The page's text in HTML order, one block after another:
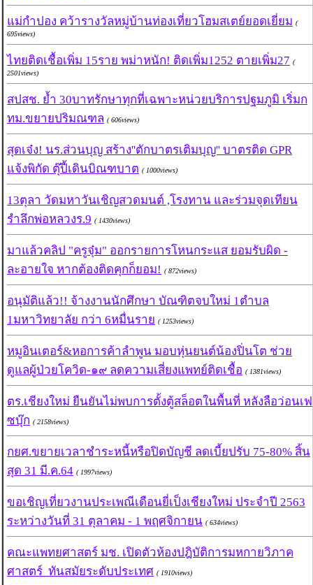
แม่กำปอง คว้ารางวัลหมู่บ้านท่องเที่ยวโฮมสเตย์ยอดเยี่ยม (
695views)
ไทยติดเชื้อเพิ่ม 15ราย พม่าหนัก! ติดเพิ่ม1252 ตายเพิ่ม27 (
2501views)
สปสช. ย้ำ 30บาทรักษาทุกที่เฉพาะหน่วยบริการปฐมภูมิ เริ่มก
ทม.ขยายปริมณฑล ( 606views)
สุดเจ๋ง! นร.ส่วนบุญ สร้าง''ตักบาตรเติมบุญ'' บาตรติด GPR
แจ้งพิกัด ตุ๊ปี้เดินบิณฑบาต ( 1000views)
13ตุลา วัดมหาวันเชิญสวดมนต์ ,โรงทาน และร่วมจุดเทียน
รำลึกพ่อหลวงร.9 ( 1430views)
มาแล้วคลิป "ครูจุ๋ม" ออกรายการโหนกระแส ยอมรับผิด -
ละอายใจ หากต้องติดคุกก็ยอม! ( 872views)
อนุมัติแล้ว!! จ้างงานนักศึกษา บัณฑิตจบใหม่ 1ตำบล
1มหาวิทยาลัย กว่า 6หมื่นราย ( 1253views)
หมูอินเตอร์&หอการค้าลำพูน มอบหุ่นยนต์น้องปิ่นโต ช่วย
ดูแลผู้ป่วยโควิด-๑๙ ลดความเสี่ยงแพทย์ติดเชื้อ ( 1381views)
ตร.เชียงใหม่ ยืนยันไม่พบการตั้งตู้สล็อตในพื้นที่ หลังลือว่อนเฟ
ซบุ๊ก ( 2158views)
กยศ.ขยายเวลาชำระหนี้หรือปิดบัญชี ลดเบี้ยปรับ 75-80% สิ้น
สุด 31 มี.ค.64 ( 1997views)
ขอเชิญเที่ยวงานประเพณีเดือนยี่เป็งเชียงใหม่ ประจำปี 2563
ระหว่างวันที่ 31 ตุลาคม - 1 พฤศจิกายน ( 634views)
คณะแพทยศาสตร์ มช. เปิดตัวห้องปฎิบัติการมหกายวิภาค
ศาสตร์ ทันสมัยระดับประเทศ ( 1910views)